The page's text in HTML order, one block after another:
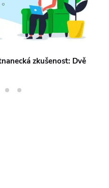
zkušenost: Dvě